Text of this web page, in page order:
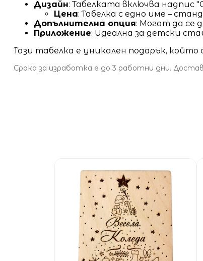
Дизайн: Табелката включва надпис
Цена: Табелка с едно име –
Допълнителна опция: Могат да се
Приложение: Идеална за детски
Тази табелка е уникален подарък,
Срока за изработка е до 3 работни дни.